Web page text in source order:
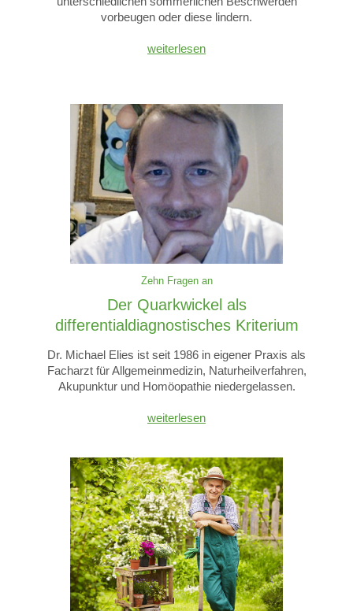
vorbeugen oder diese lindern.
weiterlesen
Zehn Fragen an
Der Quarkwickel als
differentialdiagnostisches Kriterium
Dr. Michael Elies ist seit 1986 in eigener Praxis als
Facharzt für Allgemeinmedizin, Naturheilverfahren,
Akupunktur und Homöopathie niedergelassen.
weiterlesen